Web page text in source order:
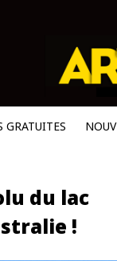
GRATUITES
du lac
!